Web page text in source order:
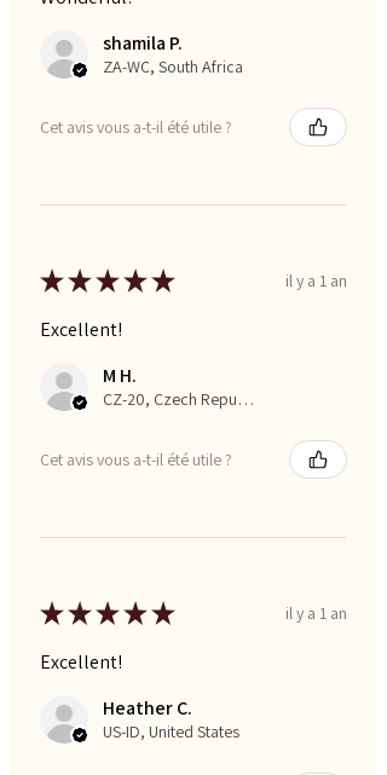
shamila P.
ZA-WC, South Africa
Cet avis vous a-t-il été utile ?
★★★★★ il y a 1 an
Excellent!
M H.
CZ-20, Czech Republic
Cet avis vous a-t-il été utile ?
★★★★★ il y a 1 an
Excellent!
Heather C.
US-ID, United States